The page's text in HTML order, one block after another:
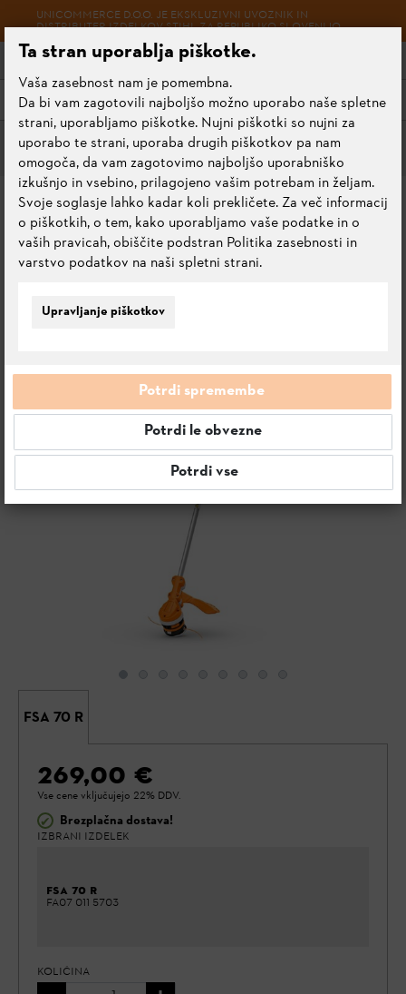
UNICOMMERCE D.O.O. JE EKSKLUZIVNI UVOZNIK IN
DISTRIBUTER IZDELKOV STIHL ZA REPUBLIKO SLOVENIJO.
Meni
Akumulatorske kose
FSA 70 R
0.0 Oceni ta izdelek
FSA 70 R
269,00 €
Vse cene vključujejo 22% DDV.
✔ Brezplačna dostava!
IZBRANI IZDELEK
FSA 70 R
FA07 011 5703
KOLIČINA
Upravljanje piškotkov
Ta stran uporablja piškotke.
Vaša zasebnost nam je pomembna.
Da bi vam zagotovili najboljšo možno uporabo naše spletne
strani, uporabljamo piškotke. Nujni piškotki so nujni za
uporabo te strani, uporaba drugih piškotkov pa nam
omogoča, da vam zagotovimo najboljšo uporabniško
izkušnjo in vsebino, prilagojeno vašim potrebam in željam.
Svoje soglasje lahko kadar koli prekličete. Za več informacij
o piškotkih, o tem, kako uporabljamo vaše podatke in o
vaših pravicah, obiščite podstran Politika zasebnosti in
varstvo podatkov na naši spletni strani.
Potrdi spremembe
Potrdi le obvezne
Potrdi vse